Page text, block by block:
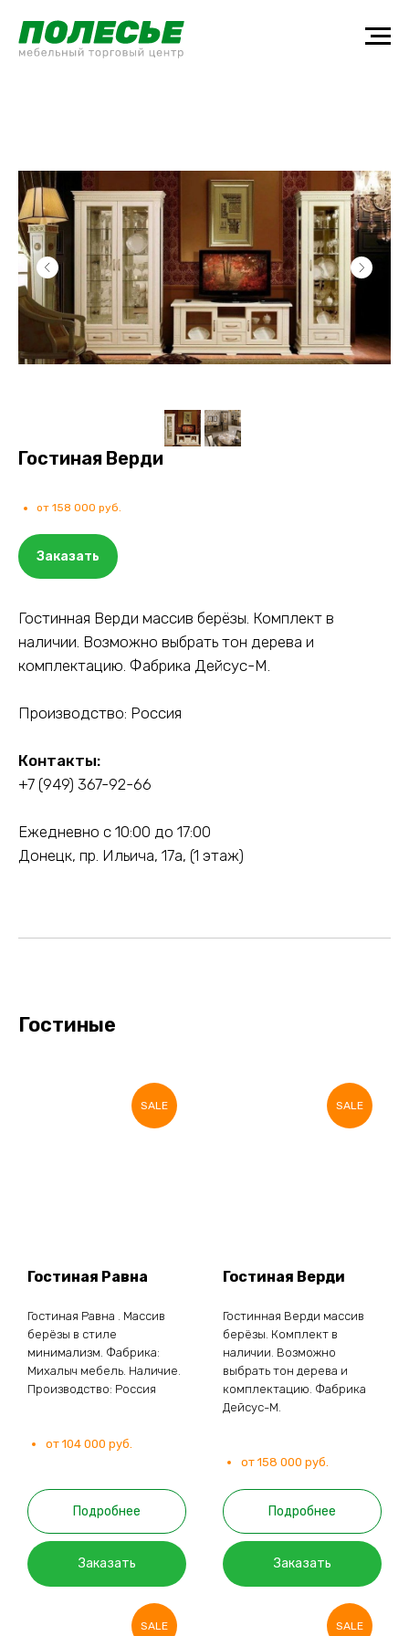
Гостиная Верди
от 158 000 руб.
Заказать
Гостинная Верди массив берёзы. Комплект в
наличии. Возможно выбрать тон дерева и
комплектацию. Фабрика Дейсус-М.
Производство: Россия
Контакты:
+7 (949) 367-92-66
Ежедневно с 10:00 до 17:00
Донецк, пр. Ильича, 17а, (1 этаж)
Гостиные
SALE
Гостиная Равна
Гостиная Равна . Массив
берёзы в стиле
минимализм. Фабрика:
Михалыч мебель. Наличие.
Производство: Россия
от 104 000 руб.
Подробнее
Заказать
SALE
Гостиная Верди
Гостинная Верди массив
берёзы. Комплект в
наличии. Возможно
выбрать тон дерева и
комплектацию. Фабрика
Дейсус-М.
от 158 000 руб.
Подробнее
Заказать
SALE SALE